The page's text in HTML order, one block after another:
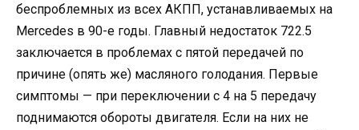
беcпроблемных из всех АКПП, устанавливаемых на
Mercedes в 90-е годы. Главный недостаток 722.5
заключается в проблемах с пятой передачей по
причине (опять же) масляного голодания. Первые
симптомы — при переключении с 4 на 5 передачу
поднимаются обороты двигателя. Если на них не